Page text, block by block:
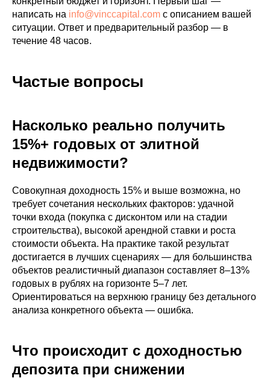
написать на info@vinccapital.com с описанием вашей
ситуации. Ответ и предварительный разбор — в
течение 48 часов.
Частые вопросы
Насколько реально получить
15%+ годовых от элитной
недвижимости?
Совокупная доходность 15% и выше возможна, но
требует сочетания нескольких факторов: удачной
точки входа (покупка с дисконтом или на стадии
строительства), высокой арендной ставки и роста
стоимости объекта. На практике такой результат
достигается в лучших сценариях — для большинства
объектов реалистичный диапазон составляет 8–13%
годовых в рублях на горизонте 5–7 лет.
Ориентироваться на верхнюю границу без детального
анализа конкретного объекта — ошибка.
Что происходит с доходностью
депозита при снижении